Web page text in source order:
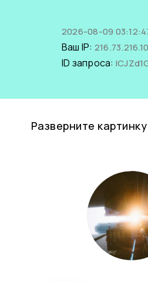
2026-08-09
Ваш IP:
ID запроса:
Разверните